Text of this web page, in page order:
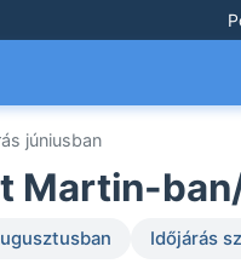
júniusban
Martin-
Időjárás